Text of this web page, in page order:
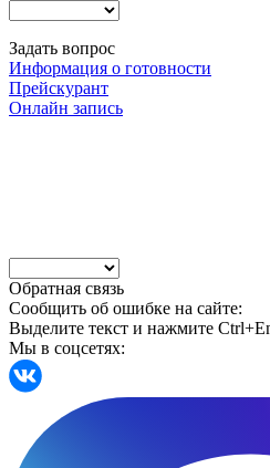
Задать вопрос
Информация о готовности
Прейскурант
Онлайн запись
Обратная связь
Сообщить об ошибке на сайте:
Выделите текст и нажмите
Мы в соцсетях: